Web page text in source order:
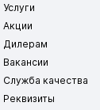
Услуги
Акции
Дилерам
Вакансии
Служба качества
Реквизиты